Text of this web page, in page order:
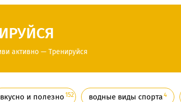
активно — Тренируйся
вкусно и полезно 152 водные виды спорта4